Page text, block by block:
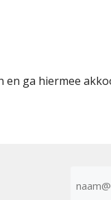
en ga hiermee